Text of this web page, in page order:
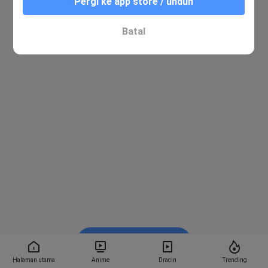
Halaman utama Anime Dracin Trending
Batal
Nonton di Bstation